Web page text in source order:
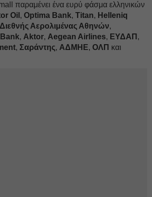
παραμένει ένα ευρύ φάσμα ελληνικών
Oil , Optima Bank, Titan, Helleniq
Διεθνής Αερολιμένας Αθηνών,
, Aktor, Aegean Airlines, ΕΥΔΑΠ ,
, Σαράντης, ΑΔΜΗΕ, ΟΛΠ και